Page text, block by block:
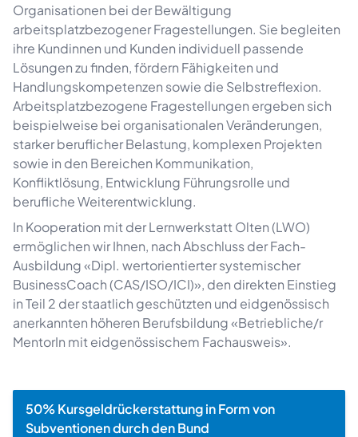
Organisationen bei der Bewältigung
arbeitsplatzbezogener Fragestellungen. Sie begleiten
ihre Kundinnen und Kunden individuell passende
Lösungen zu finden, fördern Fähigkeiten und
Handlungskompetenzen sowie die Selbstreflexion.
Arbeitsplatzbezogene Fragestellungen ergeben sich
beispielweise bei organisationalen Veränderungen,
starker beruflicher Belastung, komplexen Projekten
sowie in den Bereichen Kommunikation,
Konfliktlösung, Entwicklung Führungsrolle und
berufliche Weiterentwicklung.
In Kooperation mit der Lernwerkstatt Olten (LWO)
ermöglichen wir Ihnen, nach Abschluss der Fach-
Ausbildung «Dipl. wertorientierter systemischer
BusinessCoach (CAS/ISO/ICI)», den direkten Einstieg
in Teil 2 der staatlich geschützten und eidgenössisch
anerkannten höheren Berufsbildung «Betriebliche/r
MentorIn mit eidgenössischem Fachausweis».
50% Kursgeldrückerstattung in Form von
Subventionen durch den Bund